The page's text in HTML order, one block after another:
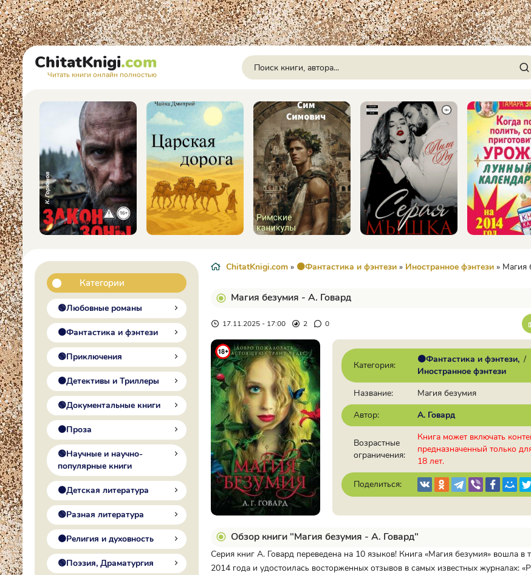
ChitatKnigi.com
Читать книги онлайн полностью
Категории
🟢Любовные романы
🟠Фантастика и фэнтези
🟢Приключения
🟠Детективы и Триллеры
🟢Документальные книги
🟠Проза
🟢Научные и научно-
популярные книги
🟠Детская литература
🟢Разная литература
🟠Религия и духовность
🟢Поэзия, Драматургия
ChitatKnigi.com » 🟠Фантастика и фэнтези » Иностранное фэнтези » Магия
Магия безумия - А. Говард
17.11.2025 - 17:00 2 0
Категория:
🟠Фантастика и фэнтези /
Иностранное фэнтези
Название:
Магия безумия
Автор:
А. Говард
Возрастные
ограничения:
Книга может включать
предназначенный только
18 лет.
Поделиться:
Обзор книги "Магия безумия - А. Говард"
Серия книг А. Говард переведена на 10 языков! Книга «Магия безумия» вошла в
2014 года и удостоилась восторженных отзывов в самых известных журналах: